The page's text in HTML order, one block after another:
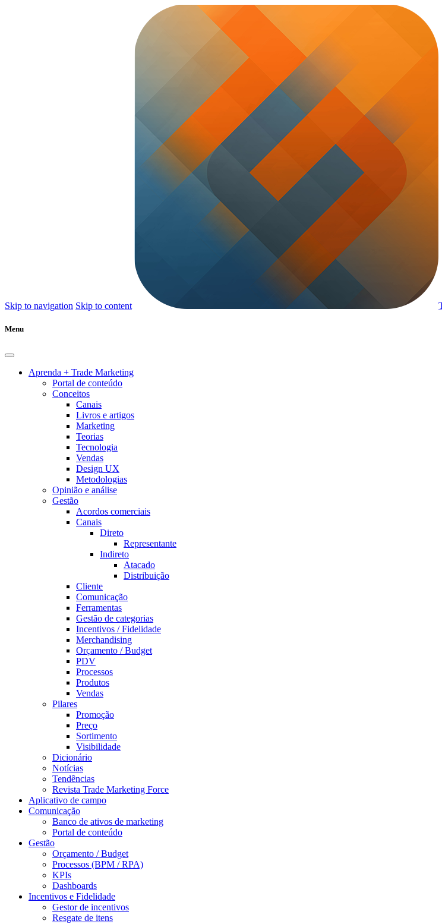
Skip to navigation Skip to content
Menu
Aprenda + Trade Marketing
Portal de conteúdo
Conceitos
Canais
Livros e artigos
Marketing
Teorias
Tecnologia
Vendas
Design UX
Metodologias
Opinião e análise
Gestão
Acordos comerciais
Canais
Direto
Representante
Indireto
Atacado
Distribuição
Cliente
Comunicação
Ferramentas
Gestão de categorias
Incentivos / Fidelidade
Merchandising
Orçamento / Budget
PDV
Processos
Produtos
Vendas
Pilares
Promoção
Preço
Sortimento
Visibilidade
Dicionário
Notícias
Tendências
Revista Trade Marketing Force
Aplicativo de campo
Comunicação
Banco de ativos de marketing
Portal de conteúdo
Gestão
Orçamento / Budget
Processos (BPM / RPA)
KPIs
Dashboards
Incentivos e Fidelidade
Gestor de incentivos
Resgate de itens